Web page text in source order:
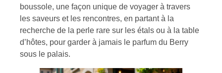
boussole, une façon unique de voyager à travers
les saveurs et les rencontres, en partant à la
recherche de la perle rare sur les étals ou à la table
d’hôtes, pour garder à jamais le parfum du Berry
sous le palais.